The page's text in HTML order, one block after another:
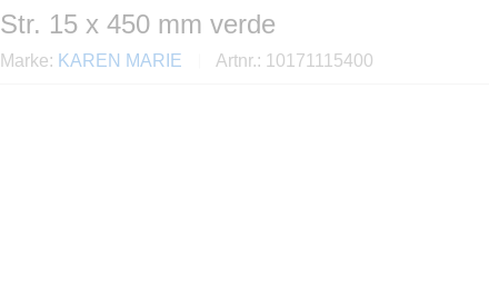
Str. 15 x 450 mm verde
Marke: KAREN MARIE Artnr.: 10171115400